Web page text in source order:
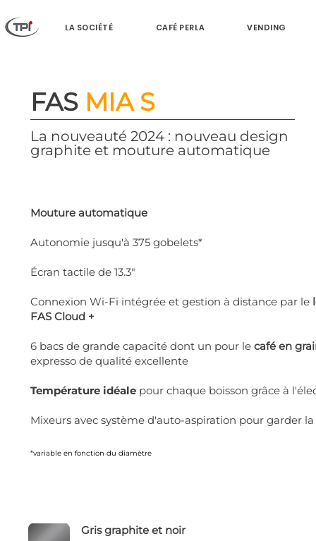
LA SOCIÉTÉ CAFÉ PERLA VENDING
FAS MIA S
La nouveauté 2024 : nouveau design
graphite et mouture automatique
Mouture automatique
Autonomie jusqu'à 375 gobelets*
Écran tactile de 13.3"
Connexion Wi-Fi intégrée et gestion à distance par le
FAS Cloud +
6 bacs de grande capacité dont un pour le café en
expresso de qualité excellente
Température idéale pour chaque boisson grâce à
Mixeurs avec système d'auto-aspiration pour garder
*variable en fonction du diamètre
Gris graphite et noir